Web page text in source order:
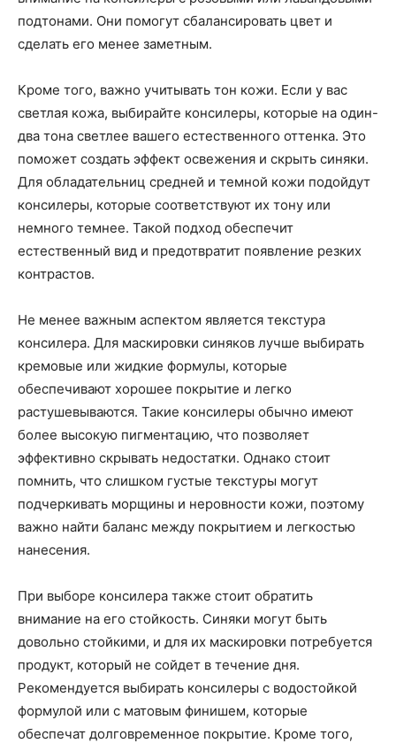
подтонами. Они помогут сбалансировать цвет и
сделать его менее заметным.
Кроме того, важно учитывать тон кожи. Если у вас
светлая кожа, выбирайте консилеры, которые на один-
два тона светлее вашего естественного оттенка. Это
поможет создать эффект освежения и скрыть синяки.
Для обладательниц средней и темной кожи подойдут
консилеры, которые соответствуют их тону или
немного темнее. Такой подход обеспечит
естественный вид и предотвратит появление резких
контрастов.
Не менее важным аспектом является текстура
консилера. Для маскировки синяков лучше выбирать
кремовые или жидкие формулы, которые
обеспечивают хорошее покрытие и легко
растушевываются. Такие консилеры обычно имеют
более высокую пигментацию, что позволяет
эффективно скрывать недостатки. Однако стоит
помнить, что слишком густые текстуры могут
подчеркивать морщины и неровности кожи, поэтому
важно найти баланс между покрытием и легкостью
нанесения.
При выборе консилера также стоит обратить
внимание на его стойкость. Синяки могут быть
довольно стойкими, и для их маскировки потребуется
продукт, который не сойдет в течение дня.
Рекомендуется выбирать консилеры с водостойкой
формулой или с матовым финишем, которые
обеспечат долговременное покрытие. Кроме того,